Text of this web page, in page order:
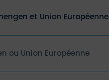
et Union Européenne
ou Union Européenne